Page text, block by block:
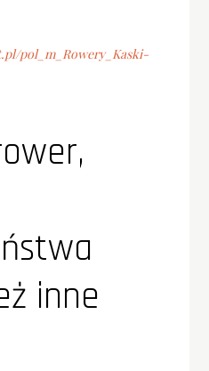
pol_m_Rowery_Kaski-
inne